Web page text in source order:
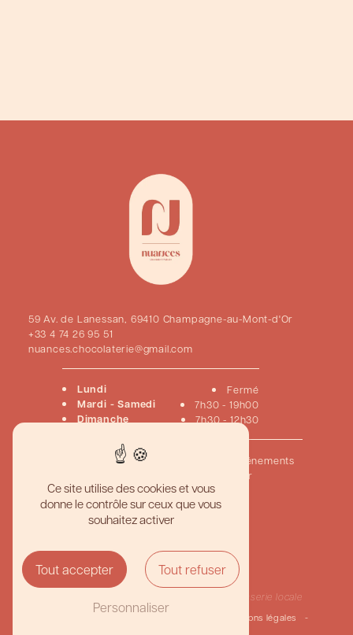
59 Av. de Lanessan, 69410 Champagne-au-Mont-d'Or
+33 4 74 26 95 51
nuances.chocolaterie@gmail.com
Lundi Fermé
Mardi - Samedi 7h30 - 19h00
Dimanche 7h30 - 12h30
PâtisseriesChocolats
Événements
Nous contacter
Pâtisserie artisanale haut de gamme
Meilleur gâteau personnalisé
Pâtisserie traditionnelle française
Chocolaterie artisanale de qualité
Création de desserts sur mesure
Pâtisserie et chocolaterie fine
Pâtisserie locale
Mentions légales
-
Ce site utilise des cookies et vous
donne le contrôle sur ceux que vous
souhaitez activer
Tout accepter Tout refuser
Personnaliser